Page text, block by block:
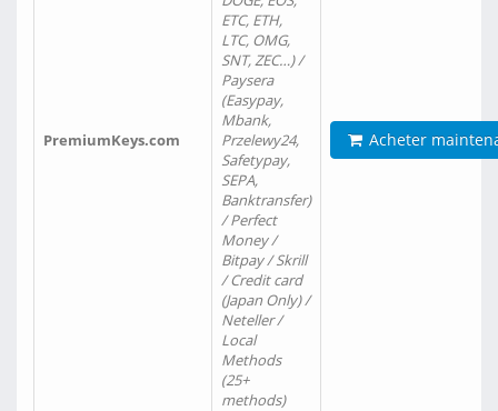
PremiumKeys.com
ETC, ETH,
LTC, OMG,
SNT, ZEC…) /
Paysera
(Easypay,
Mbank,
Przelewy24,
Safetypay,
SEPA,
Banktransfer)
/ Perfect
Money /
Bitpay / Skrill
/ Credit card
(Japan Only) /
Neteller /
Local
Methods
(25+
methods)
Acheter